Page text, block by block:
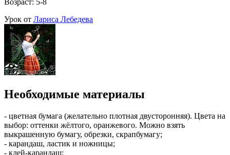
Урок от Лариса Лебедева
Необходимые материалы
- цветная бумага (желательно плотная двусторонняя). Цвета на
выбор: оттенки жёлтого, оранжевого. Можно взять
выкрашенную бумагу, обрезки, скрапбумагу;
- карандаш, ластик и ножницы;
- клей-карандаш;